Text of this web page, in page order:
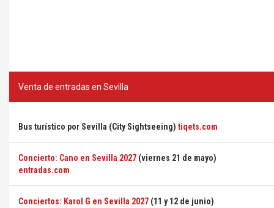
Venta de entradas en Sevilla
Bus turístico por Sevilla (City Sightseeing) tiqets.com
Concierto: Cano en Sevilla 2027 (viernes 21 de mayo)
entradas.com
Conciertos: Karol G en Sevilla 2027 (11 y 12 de junio)